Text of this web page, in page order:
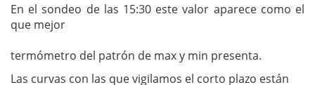
En el sondeo de las 15:30 este valor aparece como el
que mejor
termómetro del patrón de max y min presenta.
Las curvas con las que vigilamos el corto plazo están